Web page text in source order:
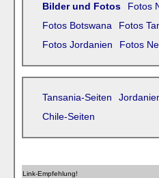
Bilder und Fotos
Fotos
Fotos Botswana
Fotos
Fotos Jordanien
Fotos
Tansania-Seiten
Chile-Seiten
Link-Empfehlung!